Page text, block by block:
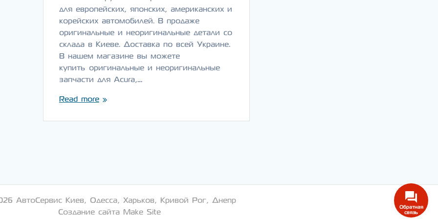
для европейских, японских, американских и
корейских автомобилей. В продаже
оригинальные и неоригинальные детали со
склада в Киеве. Доставка по всей Украине.
В нашем магазине вы можете
купить оригинальные и неоригинальные
запчасти для Acura,…
Read more
АвтоСервис Киев, Одесса, Харьков, Кривой Рог, Днепр
Создание сайта Make Site
Обратная
связь